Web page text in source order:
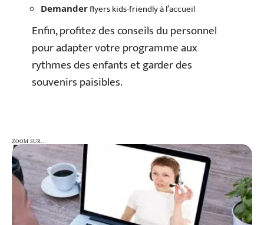
Demanderflyers kids-friendly à l’accueil
Enfin, profitez des conseils du personnel
pour adapter votre programme aux
rythmes des enfants et garder des
souvenirs paisibles.
ZOOM SUR…
ZOOM SUR…